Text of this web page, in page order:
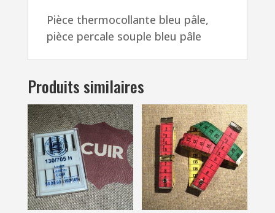
souplePièce thermocollante bleu pâle,
pièce percale souple bleu pâle
Produits similaires